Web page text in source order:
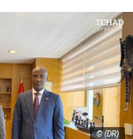
© (DR)